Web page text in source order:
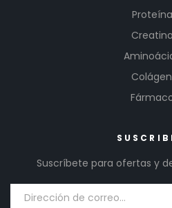
Suscríbete para ofertas y